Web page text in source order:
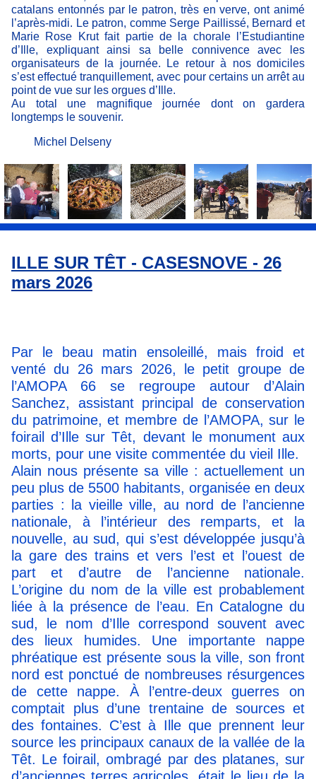
catalans entonnés par le patron, très en verve, ont animé
l’après-midi. Le patron, comme Serge Paillissé, Bernard et
Marie Rose Krut fait partie de la chorale l’Estudiantine
d’Ille, expliquant ainsi sa belle connivence avec les
organisateurs de la journée. Le retour à nos domiciles
s’est effectué tranquillement, avec pour certains un arrêt au
point de vue sur les orgues d’Ille.
Au total une magnifique journée dont on gardera
longtemps le souvenir.
Michel Delseny
ILLE SUR TÊT - CASESNOVE - 26
mars 2026
Par le beau matin ensoleillé, mais froid et
venté du 26 mars 2026, le petit groupe de
l’AMOPA 66 se regroupe autour d’Alain
Sanchez, assistant principal de conservation
du patrimoine, et membre de l’AMOPA, sur le
foirail d’Ille sur Têt, devant le monument aux
morts, pour une visite commentée du vieil Ille.
Alain nous présente sa ville : actuellement un
peu plus de 5500 habitants, organisée en deux
parties : la vieille ville, au nord de l’ancienne
nationale, à l’intérieur des remparts, et la
nouvelle, au sud, qui s’est développée jusqu’à
la gare des trains et vers l’est et l’ouest de
part et d’autre de l’ancienne nationale.
L’origine du nom de la ville est probablement
liée à la présence de l’eau. En Catalogne du
sud, le nom d’Ille correspond souvent avec
des lieux humides. Une importante nappe
phréatique est présente sous la ville, son front
nord est ponctué de nombreuses résurgences
de cette nappe. À l’entre-deux guerres on
comptait plus d’une trentaine de sources et
des fontaines. C’est à Ille que prennent leur
source les principaux canaux de la vallée de la
Têt. Le foirail, ombragé par des platanes, sur